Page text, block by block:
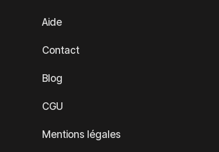
Aide
Contact
Blog
CGU
Mentions légales